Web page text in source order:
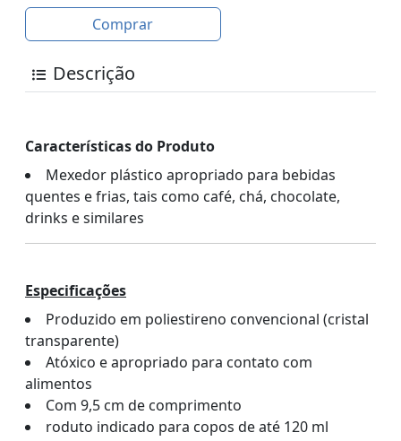
Comprar
Descrição
Características do Produto
Mexedor plástico apropriado para bebidas
quentes e frias, tais como café, chá, chocolate,
drinks e similares
Especificações
Produzido em poliestireno convencional (cristal
transparente)
Atóxico e apropriado para contato com
alimentos
Com 9,5 cm de comprimento
roduto indicado para copos de até 120 ml